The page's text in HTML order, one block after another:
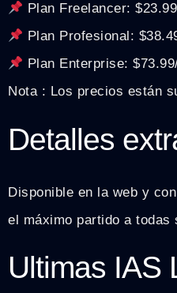
Plan Freelancer:
Plan Profesional:
Plan Enterprise:
Nota : Los precios están
Detalles
Disponible en la web y
el máximo partido a todas
Ultimas IAS